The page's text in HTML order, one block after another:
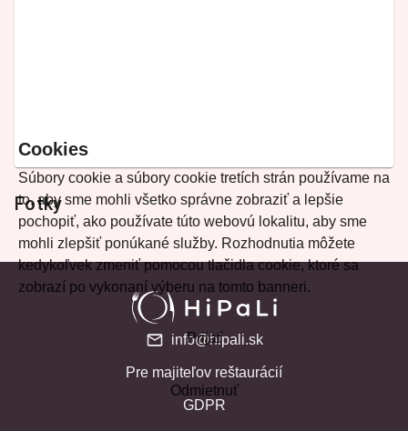
Fotky
Cookies
Súbory cookie a súbory cookie tretích strán používame na
to, aby sme mohli všetko správne zobraziť a lepšie
pochopiť, ako používate túto webovú lokalitu, aby sme
mohli zlepšiť ponúkané služby. Rozhodnutia môžete
kedykoľvek zmeniť pomocou tlačidla cookie, ktoré sa
zobrazí po vykonaní výberu na tomto banneri.
Prijať
Odmietnuť
info@hipali.sk
Pre majiteľov reštaurácií
GDPR